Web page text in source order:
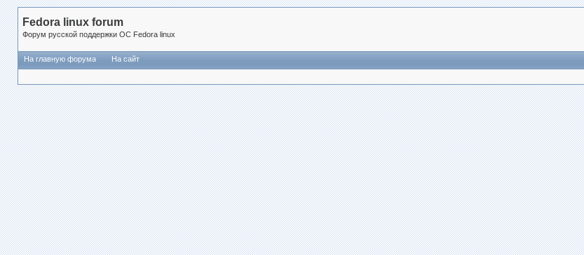
Fedora linux forum
Форум русской поддержки ОС Fedora linux
На главную форума На сайт